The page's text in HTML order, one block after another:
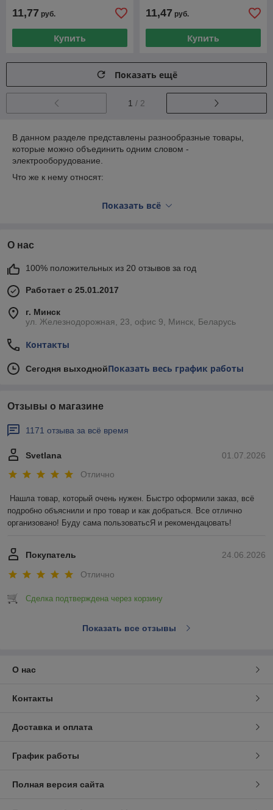
11,77 руб.
Купить
11,47 руб.
Купить
Показать ещё
1 / 2
В данном разделе представлены разнообразные товары,
которые можно объединить одним словом -
электрооборудование.
Что же к нему относят:
устройства для аккумуляторов
Чтобы купить аккумуляторы, монтажное оборудование,
удлинители, вилки, розетки в нашем интернет-магазине,
сделайте заказ через корзину или свяжитесь с нашими
менеджерами по телефонам.
Показать всё
О нас
100% положительных из 20 отзывов за год
Работает с 25.01.2017
г. Минск
ул. Железнодорожная, 23, офис 9, Минск, Беларусь
Контакты
Сегодня выходнойПоказать весь график работы
Отзывы о магазине
1171 отзыва за всё время
01.07.2026
Svetlana
Отлично
Нашла товар, который очень нужен. Быстро оформили заказ, всё
подробно объяснили и про товар и как добраться. Все отлично
организовано! Буду сама пользоватьсЯ и рекомендацовать!
24.06.2026
Покупатель
Отлично
Сделка подтверждена через корзину
Показать все отзывы
О нас
Контакты
Доставка и оплата
График работы
Полная версия сайта